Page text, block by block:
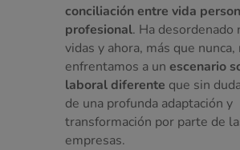
conciliación entre vida
profesional. Ha desordenado
vidas y ahora, más que nunca,
enfrentamos a un escenario
laboral diferente que sin
de una profunda adaptación y
transformación por parte de
empresas.